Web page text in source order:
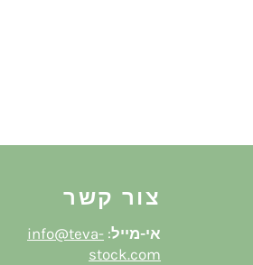
צור קשר
אי-מייל:
info@teva-
stock.com